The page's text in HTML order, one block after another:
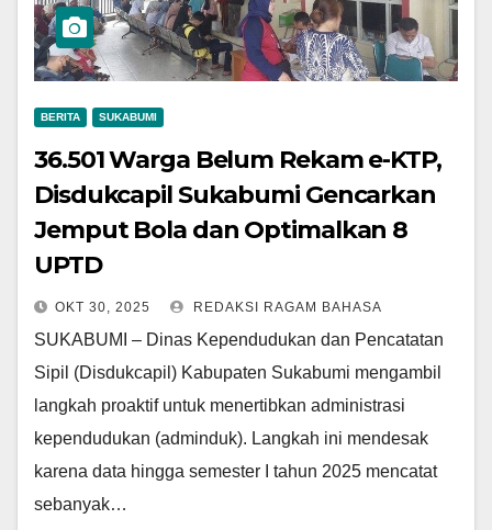
BERITA SUKABUMI
36.501 Warga Belum Rekam e-KTP,
Disdukcapil Sukabumi Gencarkan
Jemput Bola dan Optimalkan 8
UPTD
OKT 30, 2025 REDAKSI RAGAM BAHASA
SUKABUMI – Dinas Kependudukan dan Pencatatan
Sipil (Disdukcapil) Kabupaten Sukabumi mengambil
langkah proaktif untuk menertibkan administrasi
kependudukan (adminduk). Langkah ini mendesak
karena data hingga semester I tahun 2025 mencatat
sebanyak…